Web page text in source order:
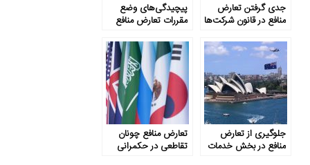
جدی گرفتن تعارض
منافع در قانون شرکت‌ها
پیچیدگی‌های وضع
مقررات تعارض منافع
جلوگیری از تعارض
منافع در بخش خدمات
تعارض منافع چونان
تقاطعی در حکمرانی